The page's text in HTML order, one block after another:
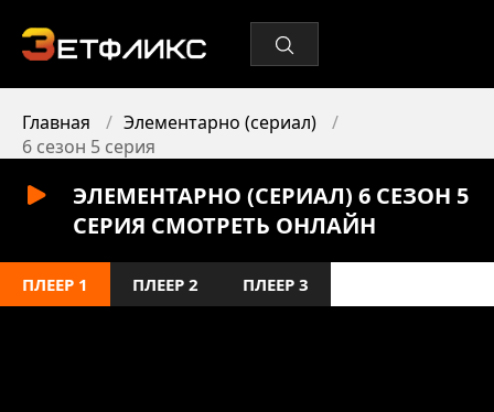
Главная
Элементарно (сериал)
6 сезон 5 серия
ЭЛЕМЕНТАРНО (СЕРИАЛ) 6 СЕЗОН 5
СЕРИЯ СМОТРЕТЬ ОНЛАЙН
ПЛЕЕР 1 ПЛЕЕР 2 ПЛЕЕР 3